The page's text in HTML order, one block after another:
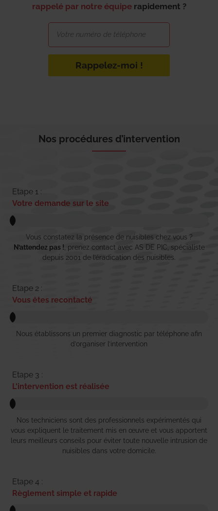
rappelé par notre équipe rapidement ?
Rappelez-moi !
Nos procédures d’intervention
Etape 1 :
Votre demande sur le site
Vous constatez la présence de nuisibles chez vous ?
N’attendez pas ! , prenez contact avec AS DE PIC, spécialiste
depuis 2001 de l’éradication des nuisibles.
Etape 2 :
Vous êtes recontacté
Nous établissons un premier diagnostic par téléphone afin
d’organiser l’intervention
Etape 3 :
L'intervention est réalisée
Nos techniciens sont des professionnels expérimentés qui
vous expliquent le traitement mis en œuvre et vous apportent
leurs meilleurs conseils pour éviter toute nouvelle intrusion de
nuisibles dans votre domicile.
Etape 4 :
Règlement simple et rapide